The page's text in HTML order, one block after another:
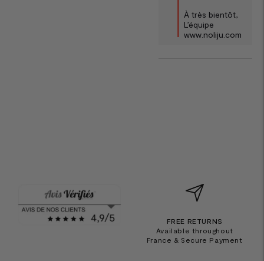
À très bientôt,
L’équipe
www.noliju.com
FREE RETURNS
Available throughout
France & Secure Payment